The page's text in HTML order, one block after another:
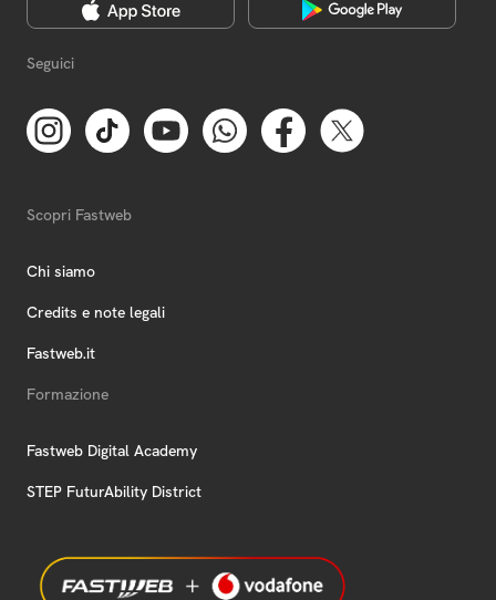
Seguici
Scopri Fastweb
Chi siamo
Credits e note legali
Fastweb.it
Formazione
Fastweb Digital Academy
STEP FuturAbility District